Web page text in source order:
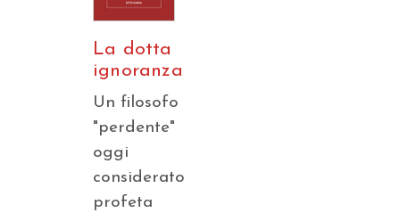
La dotta
ignoranza
Un filosofo
"perdente"
oggi
considerato
profeta